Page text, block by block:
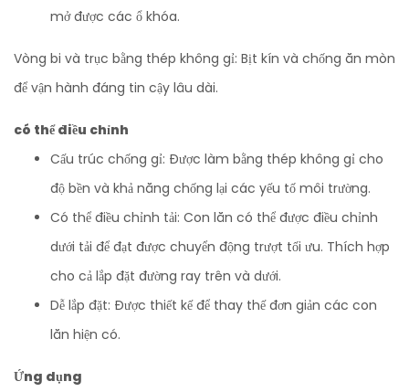
mở được các ổ khóa.
Vòng bi và trục bằng thép không gỉ: Bịt kín và chống ăn mòn
để vận hành đáng tin cậy lâu dài.
có thể điều chỉnh
Cấu trúc chống gỉ: Được làm bằng thép không gỉ cho
độ bền và khả năng chống lại các yếu tố môi trường.
Có thể điều chỉnh tải: Con lăn có thể được điều chỉnh
dưới tải để đạt được chuyển động trượt tối ưu. Thích hợp
cho cả lắp đặt đường ray trên và dưới.
Dễ lắp đặt: Được thiết kế để thay thế đơn giản các con
lăn hiện có.
Ứng dụng